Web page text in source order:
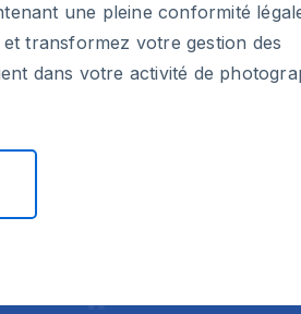
une pleine conformité
transformez votre gestion des
dans votre activité de